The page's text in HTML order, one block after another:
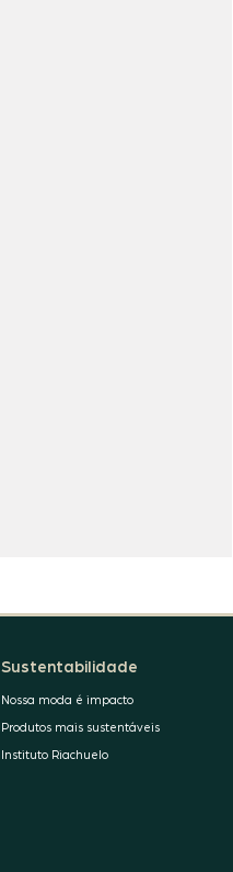
Sustentabilidade
Nossa moda é impacto
Produtos mais sustentáveis
Instituto Riachuelo